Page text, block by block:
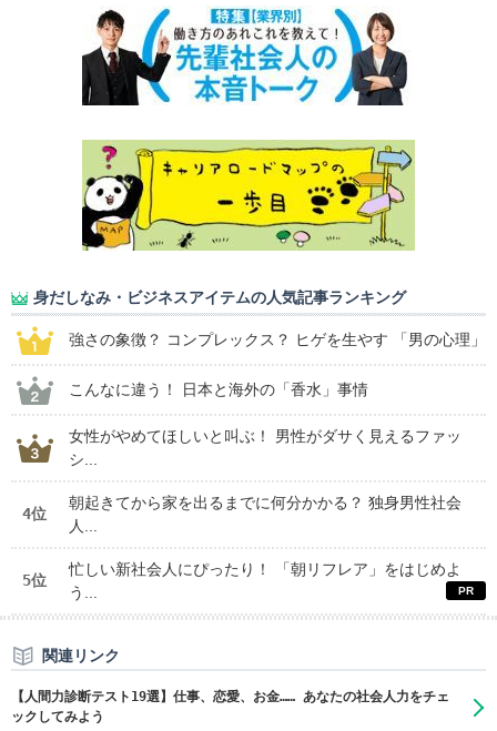
身だしなみ・ビジネスアイテムの人気記事ランキング
強さの象徴？ コンプレックス？ ヒゲを生やす 「男の心理」
こんなに違う！ 日本と海外の「香水」事情
女性がやめてほしいと叫ぶ！ 男性がダサく見えるファッ
シ...
4位
朝起きてから家を出るまでに何分かかる？ 独身男性社会
人...
5位
忙しい新社会人にぴったり！ 「朝リフレア」をはじめよ
う...
関連リンク
【人間力診断テスト19選】仕事、恋愛、お金…… あなたの社会人力をチェ
ックしてみよう